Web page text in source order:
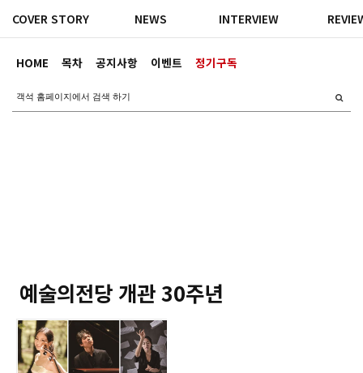
HOME 목차 공지사항 이벤트 정기구독
COVER STORY NEWS INTERVIEW
예술의전당 개관 30주년